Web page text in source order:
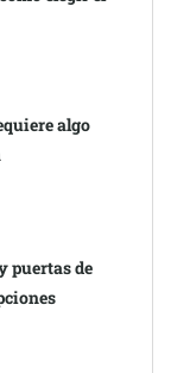
modelo de
el debate sobre
Safety
de
algo
puertas de